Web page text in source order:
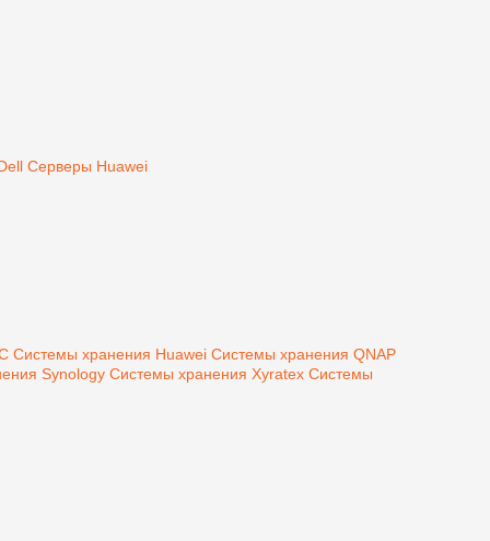
Серверы Huawei
Системы хранения Huawei Системы хранения QNAP
Synology Системы хранения Xyratex Системы